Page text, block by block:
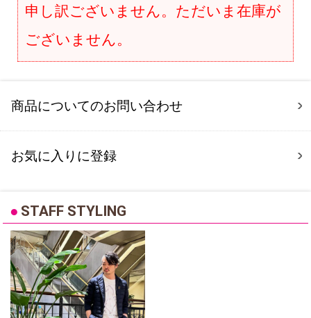
申し訳ございません。ただいま在庫が
ございません。
商品についてのお問い合わせ
お気に入りに登録
● STAFF STYLING